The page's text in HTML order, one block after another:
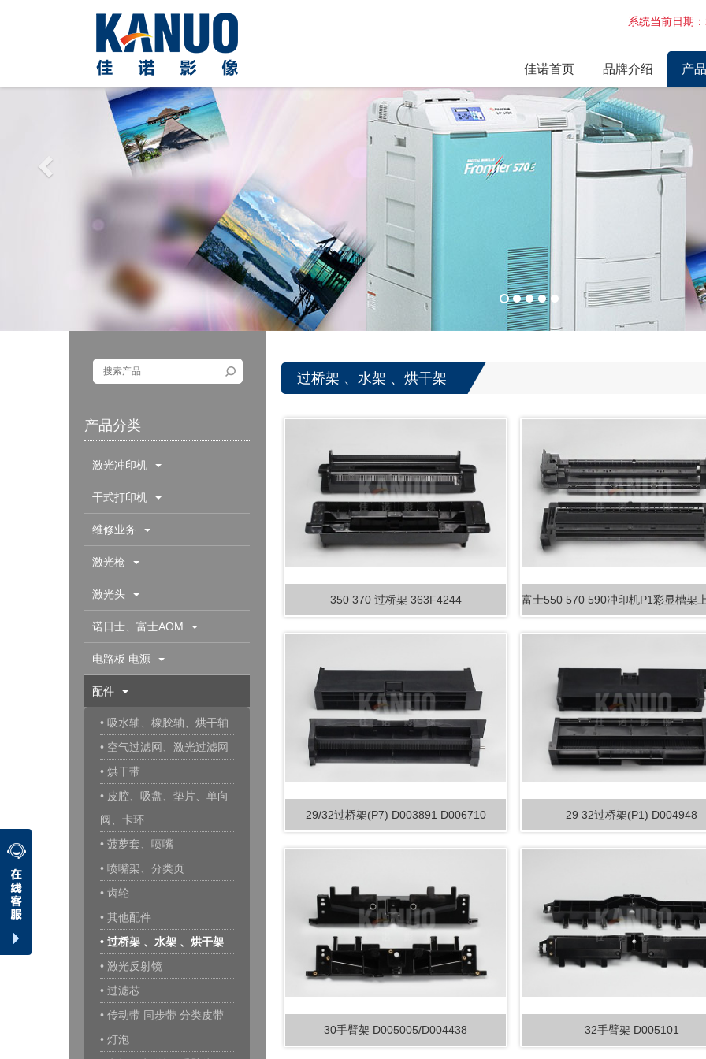
系统当前日期
佳诺首页 品牌介绍
企业简介
企业环境
产
维
激
电
配件
相
最
富
Previous
产品分类
激光冲印机
干式打印机
维修业务
激光枪
激光头
诺日士、富士AOM
电路板 电源
配件
• 吸水轴、橡胶轴、烘干轴
• 空气过滤网、激光过滤网
• 烘干带
• 皮腔、吸盘、垫片、单向
阀、卡环
• 菠萝套、喷嘴
• 喷嘴架、分类页
• 齿轮
• 其他配件
• 过桥架 、水架 、烘干架
• 激光反射镜
• 过滤芯
• 传动带 同步带 分类皮带
• 灯泡
过桥架 、水架 、烘干架
350 370 过桥架 363F4244
29/32过桥架(P7) D003891 D006710 29 32过桥架(P1) D004948
30手臂架 D005005/D004438 32手臂架 D005101